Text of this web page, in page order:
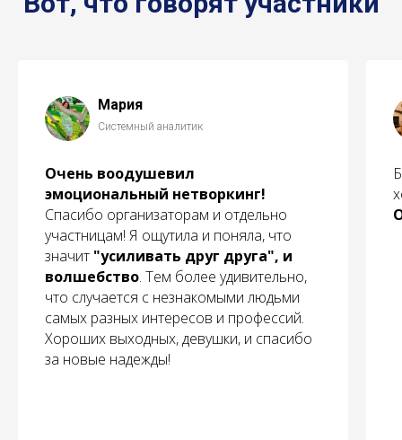
Мария
Системный аналитик
Очень воодушевил
эмоциональный нетворкинг!
Спасибо организаторам и отдельно
участницам! Я ощутила и поняла, что
значит "усиливать друг друга", и
волшебство. Тем более удивительно,
что случается с незнакомыми людьми
самых разных интересов и профессий.
Хороших выходных, девушки, и спасибо
за новые надежды!